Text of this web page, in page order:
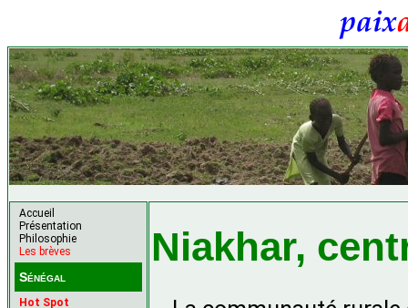
Accueil
Présentation
Philosophie
Les brèves
Sénégal
Hot Spot
Niakhar,